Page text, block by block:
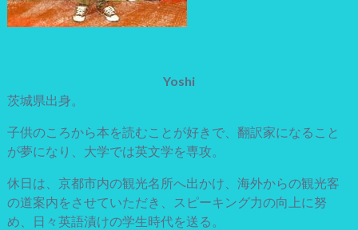
Yoshi
茨城県出身。
子供のころから本を読むことが好きで、翻訳家になること
が夢になり、大学では英文学を専攻。
休日は、京都市内の観光名所へ出かけ、海外からの観光客
の道案内をさせていただき、スピーキング力の向上に努
め、日々英語漬けの学生時代を送る。